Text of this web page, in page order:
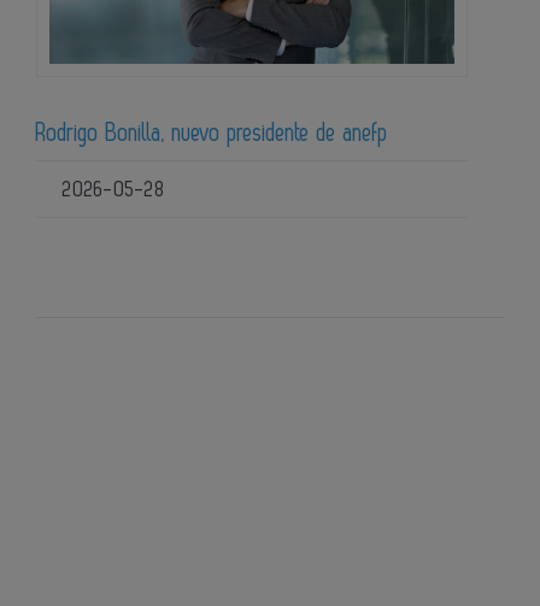
Rodrigo Bonilla, nuevo presidente de anefp
2026-05-28